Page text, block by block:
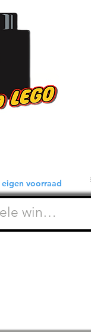
eigen voorraad